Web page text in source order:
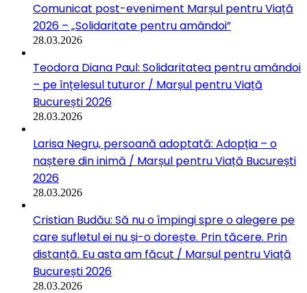
Comunicat post-eveniment Marșul pentru Viață
2026 – „Solidaritate pentru amândoi”
28.03.2026
Teodora Diana Paul: Solidaritatea pentru amândoi
– pe înțelesul tuturor / Marșul pentru Viață
București 2026
28.03.2026
Larisa Negru, persoană adoptată: Adopția – o
naștere din inimă / Marșul pentru Viață București
2026
28.03.2026
Cristian Budău: Să nu o împingi spre o alegere pe
care sufletul ei nu și-o dorește. Prin tăcere. Prin
distanță. Eu asta am făcut / Marșul pentru Viață
București 2026
28.03.2026